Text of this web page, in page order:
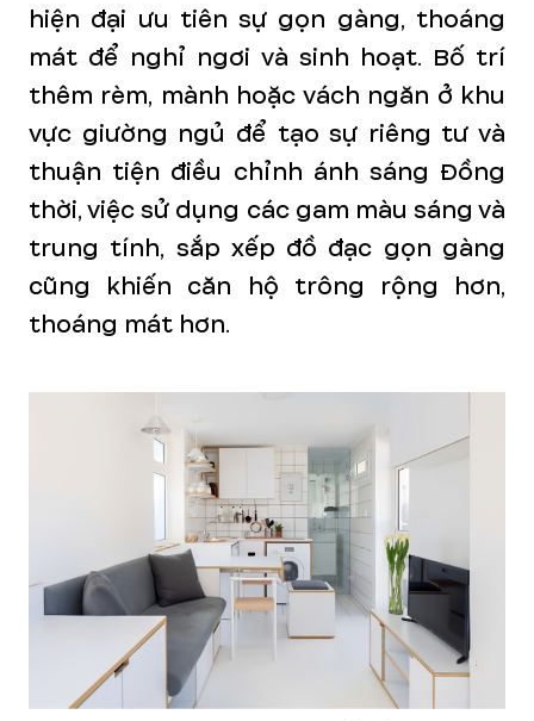
hiện đại ưu tiên sự gọn gàng, thoáng
mát để nghỉ ngơi và sinh hoạt. Bố trí
thêm rèm, mành hoặc vách ngăn ở khu
vực giường ngủ để tạo sự riêng tư và
thuận tiện điều chỉnh ánh sáng Đồng
thời, việc sử dụng các gam màu sáng và
trung tính, sắp xếp đồ đạc gọn gàng
cũng khiến căn hộ trông rộng hơn,
thoáng mát hơn.